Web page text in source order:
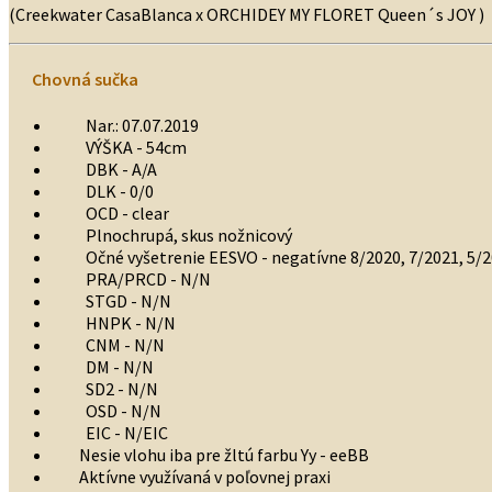
(Creekwater CasaBlanca x ORCHIDEY MY FLORET Queen´s JOY )
Chovná sučka
Nar.: 07.07.2019
VÝŠKA - 54cm
DBK - A/A
DLK - 0/0
OCD - clear
Plnochrupá, skus nožnicový
Očné vyšetrenie EESVO - negatívne 8/2020, 7/2021, 5/
PRA/PRCD - N/N
STGD - N/N
HNPK - N/N
CNM - N/N
DM - N/N
SD2 - N/N
OSD - N/N
EIC - N/EIC
Nesie vlohu iba pre žltú farbu Yy - eeBB
Aktívne využívaná v poľovnej praxi